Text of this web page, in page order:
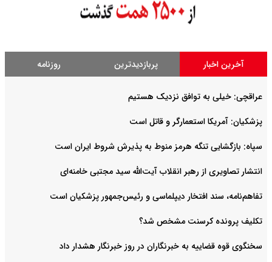
آخرین اخبار پربازدیدترین روزنامه
عراقچی: خیلی به توافق نزدیک هستیم
پزشکیان: آمریکا استعمارگر و قاتل است
سپاه: بازگشایی تنگه هرمز منوط به پذیرش شروط ایران است
انتشار تصاویری از رهبر انقلاب آیت‌الله سید مجتبی خامنه‌ای
تفاهم‌نامه، سند افتخار دیپلماسی و رئیس‌جمهور پزشکیان است
تکلیف پرونده کرسنت مشخص شد؟
سخنگوی قوه قضاییه به خبرنگاران در روز خبرنگار هشدار داد